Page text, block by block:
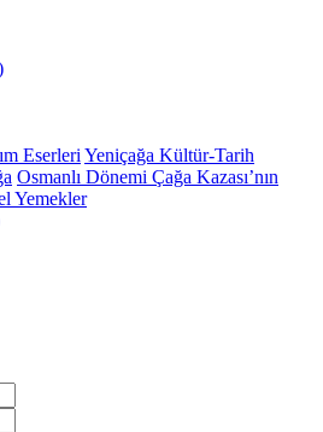
Eserleri Yeniçağa Kültür-Tarih
Osmanlı Dönemi Çağa Kazası’nın
Yemekler